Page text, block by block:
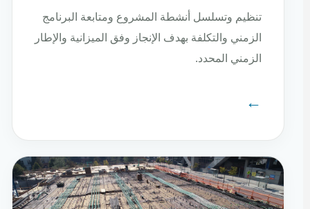
تنظيم وتسلسل أنشطة المشروع ومتابعة البرنامج
الزمني والتكلفة بهدف الإنجاز وفق الميزانية والإطار
الزمني المحدد.
←